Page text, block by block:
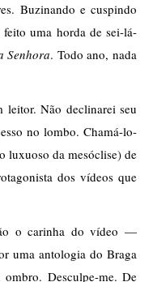
Buzinando e cuspindo
uma horda de sei-lá-
Senhora. Todo ano, nada
leitor. Não declinarei seu
no lombo. Chamá-lo-
luxuoso da mesóclise) de
dos vídeos que
o carinha do vídeo —
uma antologia do Braga
ombro. Desculpe-me. De